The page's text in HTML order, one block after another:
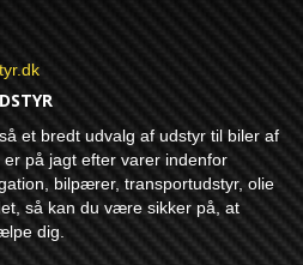
et bredt udvalg af udstyr til biler af
på jagt efter varer indenfor
bilpærer, transportudstyr, olie
så kan du være sikker på, at
dig.